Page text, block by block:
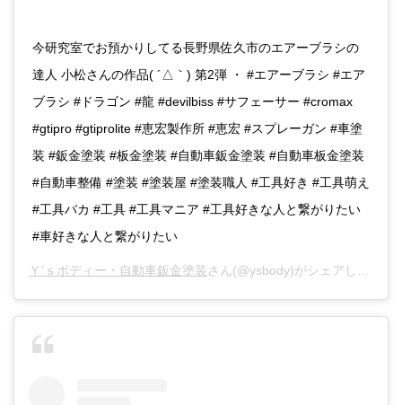
今研究室でお預かりしてる長野県佐久市のエアーブラシの
達人 小松さんの作品( ´△｀) 第2弾 ・ #エアーブラシ #エア
ブラシ #ドラゴン #龍 #devilbiss #サフェーサー #cromax
#gtipro #gtiprolite #恵宏製作所 #恵宏 #スプレーガン #車塗
装 #鈑金塗装 #板金塗装 #自動車鈑金塗装 #自動車板金塗装
#自動車整備 #塗装 #塗装屋 #塗装職人 #工具好き #工具萌え
#工具バカ #工具 #工具マニア #工具好きな人と繋がりたい
#車好きな人と繋がりたい
Ｙ’ｓボディー・自動車鈑金塗装さん(@ysbody)がシェアした投稿 -